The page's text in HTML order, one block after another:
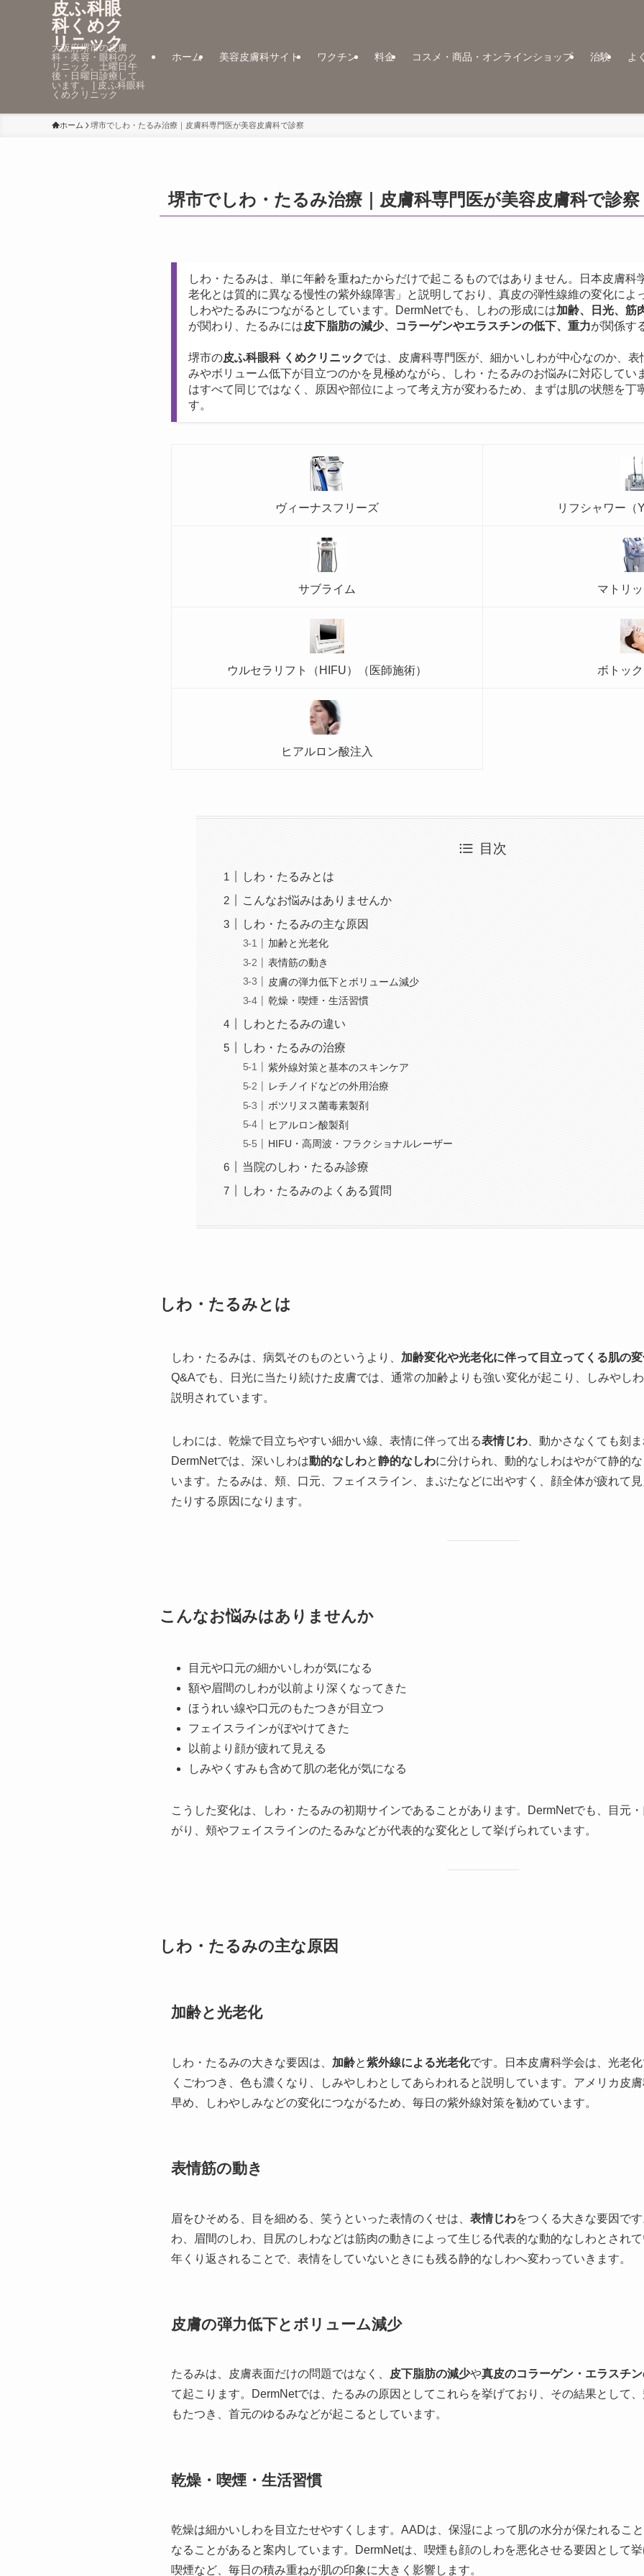
皮ふ科眼
科くめク
リニック
大阪府堺市の皮膚
科・美容・眼科のク
リニック。土曜日午
後・日曜日診療して
います。 | 皮ふ科眼科
くめクリニック
ホーム 美容皮膚科サイト ワクチン 料金 コスメ・商品・オンラインショップ 治験 よ
ホーム 堺市でしわ・たるみ治療｜皮膚科専門医が美容皮膚科で診察
堺市でしわ・たるみ治療｜皮膚科専門医が美容皮膚科で診察
しわ・たるみは、単に年齢を重ねたからだけで起こるものではありません。日本皮膚科
老化とは質的に異なる慢性の紫外線障害」と説明しており、真皮の弾性線維の変化によ
しわやたるみにつながるとしています。DermNetでも、しわの形成には加齢、日光、筋
が関わり、たるみには皮下脂肪の減少、コラーゲンやエラスチンの低下、重力が関係す
堺市の皮ふ科眼科 くめクリニックでは、皮膚科専門医が、細かいしわが中心なのか、
みやボリューム低下が目立つのかを見極めながら、しわ・たるみのお悩みに対応してい
はすべて同じではなく、原因や部位によって考え方が変わるため、まずは肌の状態を丁
す。
ヴィーナスフリーズ リフシャワー（
サブライム マトリ
ウルセラリフト（HIFU）（医師施術） ボトッ
ヒアルロン酸注入
目次
しわ・たるみとは
こんなお悩みはありませんか
しわ・たるみの主な原因
加齢と光老化
表情筋の動き
皮膚の弾力低下とボリューム減少
乾燥・喫煙・生活習慣
しわとたるみの違い
しわ・たるみの治療
紫外線対策と基本のスキンケア
レチノイドなどの外用治療
ボツリヌス菌毒素製剤
ヒアルロン酸製剤
HIFU・高周波・フラクショナルレーザー
当院のしわ・たるみ診療
しわ・たるみのよくある質問
しわ・たるみとは
しわ・たるみは、病気そのものというより、 加齢変化や光老化に伴って目立ってくる肌の
Q&Aでも、日光に当たり続けた皮膚では、通常の加齢よりも強い変化が起こり、しみやし
説明されています。
しわには、乾燥で目立ちやすい細かい線、表情に伴って出る表情じわ 、動かさなくても刻
DermNetでは、深いしわは動的なしわと静的なしわに分けられ、動的なしわはやがて静的
います。たるみは、頬、口元、フェイスライン、まぶたなどに出やすく、顔全体が疲れて
たりする原因になります。
こんなお悩みはありませんか
目元や口元の細かいしわが気になる
額や眉間のしわが以前より深くなってきた
ほうれい線や口元のもたつきが目立つ
フェイスラインがぼやけてきた
以前より顔が疲れて見える
しみやくすみも含めて肌の老化が気になる
こうした変化は、しわ・たるみの初期サインであることがあります。DermNetでも、目元
がり、頬やフェイスラインのたるみなどが代表的な変化として挙げられています。
しわ・たるみの主な原因
加齢と光老化
しわ・たるみの大きな要因は、 加齢と紫外線による光老化です。日本皮膚科学会は、光老
くごわつき、色も濃くなり、しみやしわとしてあらわれると説明しています。アメリカ皮
早め、しわやしみなどの変化につながるため、毎日の紫外線対策を勧めています。
表情筋の動き
眉をひそめる、目を細める、笑うといった表情のくせは、 表情じわをつくる大きな要因で
わ、眉間のしわ、目尻のしわなどは筋肉の動きによって生じる代表的な動的なしわとされ
年くり返されることで、表情をしていないときにも残る静的なしわへ変わっていきます。
皮膚の弾力低下とボリューム減少
たるみは、皮膚表面だけの問題ではなく、 皮下脂肪の減少や真皮のコラーゲン・エラスチ
て起こります。DermNetでは、たるみの原因としてこれらを挙げており、その結果として
もたつき、首元のゆるみなどが起こるとしています。
乾燥・喫煙・生活習慣
乾燥は細かいしわを目立たせやすくします。AADは、保湿によって肌の水分が保たれるこ
なることがあると案内しています。DermNetは、喫煙も顔のしわを悪化させる要因として
喫煙など、毎日の積み重ねが肌の印象に大きく影響します。